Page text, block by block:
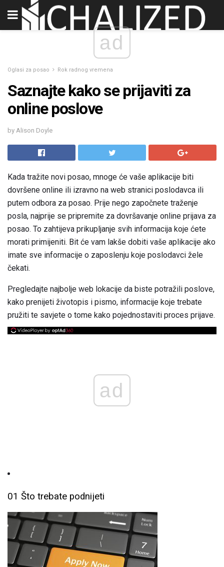
ad
Oglasi za posao Rok radnog vremena
Saznajte kako se prijaviti za
online poslove
by Alison Doyle
Kada tražite novi posao, mnoge će vaše aplikacije biti
dovršene online ili izravno na web stranici poslodavca ili
putem odbora za posao. Prije nego započnete traženje
posla, najprije se pripremite za dovršavanje online prijava za
posao. To zahtijeva prikupljanje svih informacija koje ćete
morati primijeniti. Bit će vam lakše dobiti vaše aplikacije ako
imate sve informacije o zaposlenju koje poslodavci žele
čekati.
Pregledajte najbolje web lokacije da biste potražili poslove,
kako prenijeti životopis i pismo, informacije koje trebate
pružiti te savjete o tome kako pojednostaviti proces prijave.
ad
01 Što trebate podnijeti